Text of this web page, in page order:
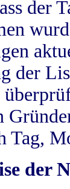
der
der
Tag,
der